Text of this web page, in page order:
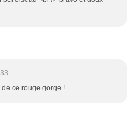
ce rouge gorge !